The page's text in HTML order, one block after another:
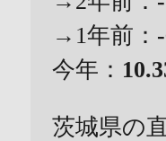
→1年前：
今年：
茨城県の